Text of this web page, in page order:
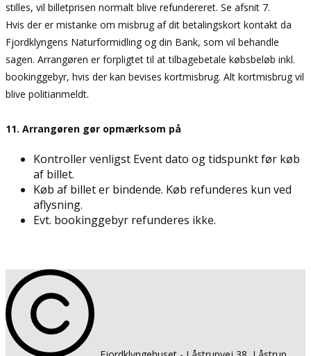
stilles, vil billetprisen normalt blive refundereret. Se afsnit 7.
Hvis der er mistanke om misbrug af dit betalingskort kontakt da
Fjordklyngens Naturformidling og din Bank, som vil behandle
sagen. Arrangøren er forpligtet til at tilbagebetale købsbeløb inkl.
bookinggebyr, hvis der kan bevises kortmisbrug. Alt kortmisbrug vil
blive politianmeldt.
11. Arrangøren gør opmærksom på
Kontroller venligst Event dato og tidspunkt før køb
af billet.
Køb af billet er bindende. Køb refunderes kun ved
aflysning.
Evt. bookinggebyr refunderes ikke.